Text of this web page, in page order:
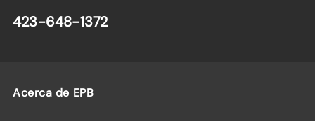
423-648-1372
Acerca de EPB